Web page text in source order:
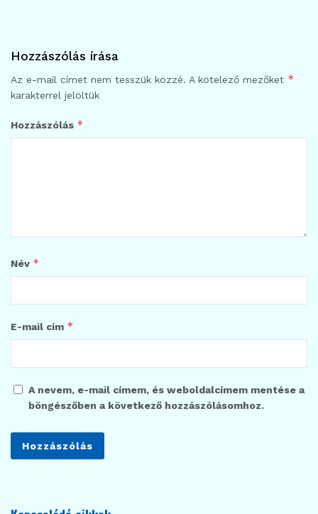
Hozzászólás írása
Az e-mail címet nem tesszük közzé. A kötelező mezőket *
karakterrel jelöltük
Hozzászólás *
Név *
E-mail cím *
A nevem, e-mail címem, és weboldalcímem mentése a
böngészőben a következő hozzászólásomhoz.